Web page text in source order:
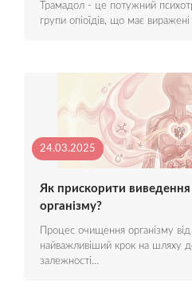
Трамадол - це потужний
групи опіоїдів, що має виражені
24.03.2025
Як прискорити виведення
організму?
Процес очищення організму
найважливіший крок на шляху
залежності…